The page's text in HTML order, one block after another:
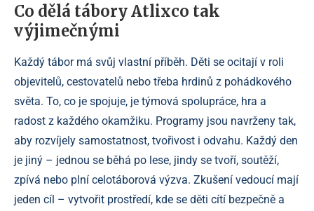
Co dělá tábory Atlixco tak
výjimečnými
Každý tábor má svůj vlastní příběh. Děti se ocitají v roli
objevitelů, cestovatelů nebo třeba hrdinů z pohádkového
světa. To, co je spojuje, je týmová spolupráce, hra a
radost z každého okamžiku. Programy jsou navrženy tak,
aby rozvíjely samostatnost, tvořivost i odvahu. Každý den
je jiný – jednou se běhá po lese, jindy se tvoří, soutěží,
zpívá nebo plní celotáborová výzva. Zkušení vedoucí mají
jeden cíl – vytvořit prostředí, kde se děti cítí bezpečně a